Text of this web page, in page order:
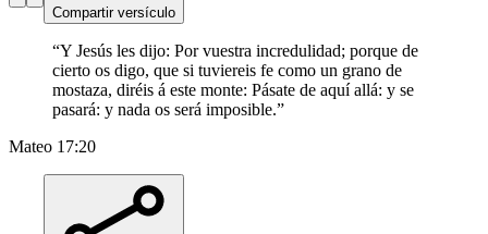
Compartir versículo
“Y Jesús les dijo: Por vuestra incredulidad; porque de
cierto os digo, que si tuviereis fe como un grano de
mostaza, diréis á este monte: Pásate de aquí allá: y se
pasará: y nada os será imposible.”
Mateo 17:20